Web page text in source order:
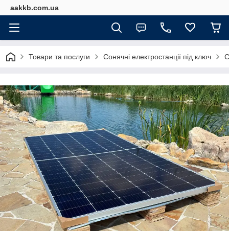
aakkb.com.ua
Товари та послуги Сонячні електростанції під ключ